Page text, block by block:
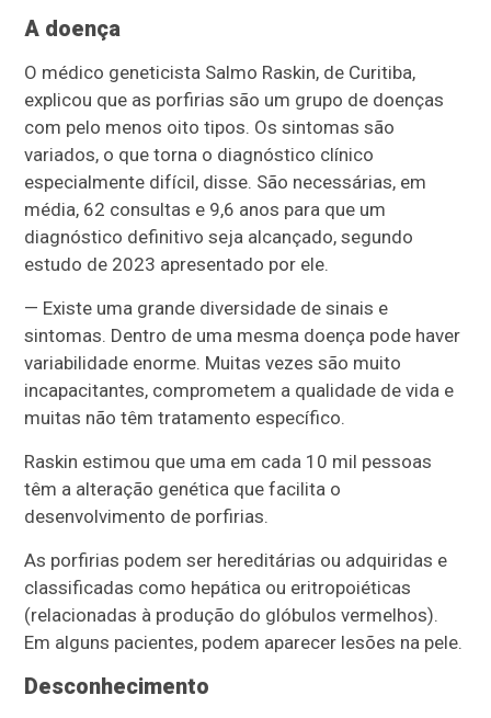
A doença
O médico geneticista Salmo Raskin, de Curitiba,
explicou que as porfirias são um grupo de doenças
com pelo menos oito tipos. Os sintomas são
variados, o que torna o diagnóstico clínico
especialmente difícil, disse. São necessárias, em
média, 62 consultas e 9,6 anos para que um
diagnóstico definitivo seja alcançado, segundo
estudo de 2023 apresentado por ele.
— Existe uma grande diversidade de sinais e
sintomas. Dentro de uma mesma doença pode haver
variabilidade enorme. Muitas vezes são muito
incapacitantes, comprometem a qualidade de vida e
muitas não têm tratamento específico.
Raskin estimou que uma em cada 10 mil pessoas
têm a alteração genética que facilita o
desenvolvimento de porfirias.
As porfirias podem ser hereditárias ou adquiridas e
classificadas como hepática ou eritropoiéticas
(relacionadas à produção do glóbulos vermelhos).
Em alguns pacientes, podem aparecer lesões na pele.
Desconhecimento